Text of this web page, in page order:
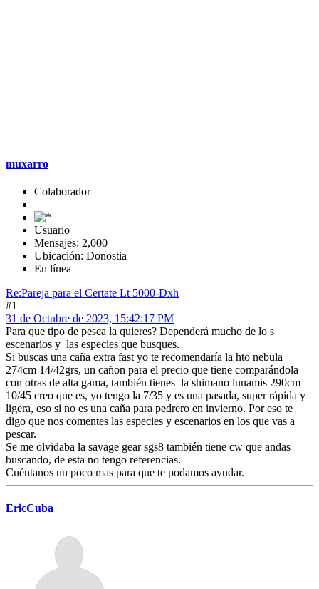
muxarro
Colaborador
Usuario
Mensajes: 2,000
Ubicación: Donostia
En línea
Re:Pareja para el Certate Lt 5000-Dxh
#1
31 de Octubre de 2023, 15:42:17 PM
Para que tipo de pesca la quieres? Dependerá mucho de lo s
escenarios y las especies que busques.
Si buscas una caña extra fast yo te recomendaría la hto nebula
274cm 14/42grs, un cañon para el precio que tiene comparándola
con otras de alta gama, también tienes la shimano lunamis 290cm
10/45 creo que es, yo tengo la 7/35 y es una pasada, super rápida y
ligera, eso si no es una caña para pedrero en invierno. Por eso te
digo que nos comentes las especies y escenarios en los que vas a
pescar.
Se me olvidaba la savage gear sgs8 también tiene cw que andas
buscando, de esta no tengo referencias.
Cuéntanos un poco mas para que te podamos ayudar.
EricCuba